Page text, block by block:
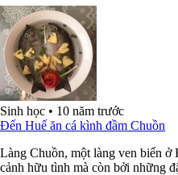
Sinh học • 10 năm trước
Đến Huế ăn cá kình đầm Chuồn
Làng Chuồn, một làng ven biển
cảnh hữu tình mà còn bởi những